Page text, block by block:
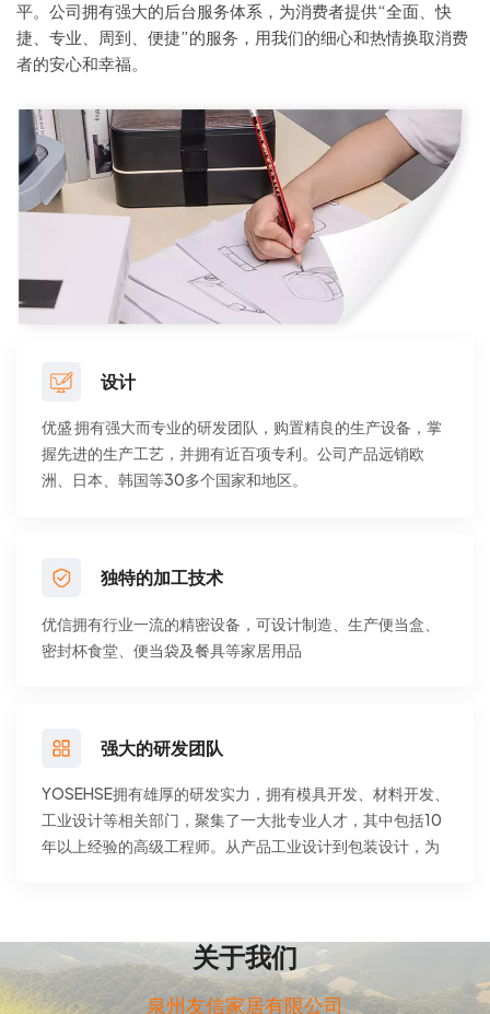
平。公司拥有强大的后台服务体系，为消费者提供“全面、快
捷、专业、周到、便捷”的服务，用我们的细心和热情换取消费
者的安心和幸福。
设计
优盛 拥有强大而专业的研发团队，购置精良的生产设备，掌
握先进的生产工艺，并拥有近百项专利。公司产品远销欧
洲、日本、韩国等30多个国家和地区。
独特的加工技术
优信拥有行业一流的精密设备，可设计制造、生产便当盒、
密封杯食堂、便当袋及餐具等家居用品
强大的研发团队
YOSEHSE拥有雄厚的研发实力，拥有模具开发、材料开发、
工业设计等相关部门，聚集了一大批专业人才，其中包括10
年以上经验的高级工程师。从产品工业设计到包装设计，为
关于我们
泉州友信家居有限公司